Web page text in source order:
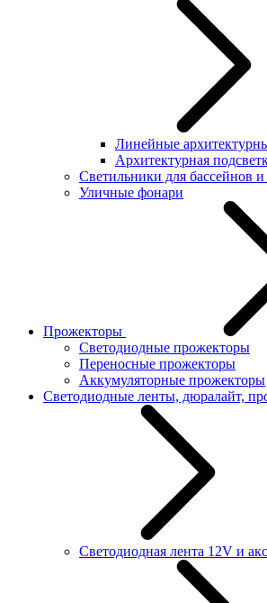
Линейные
Архитектурная
Светильники для бассейнов
Уличные фонари
Прожекторы
Светодиодные прожекторы
Переносные прожекторы
Аккумуляторные прожекторы
Светодиодные ленты, дюралайт,
Светодиодная лента 12V и